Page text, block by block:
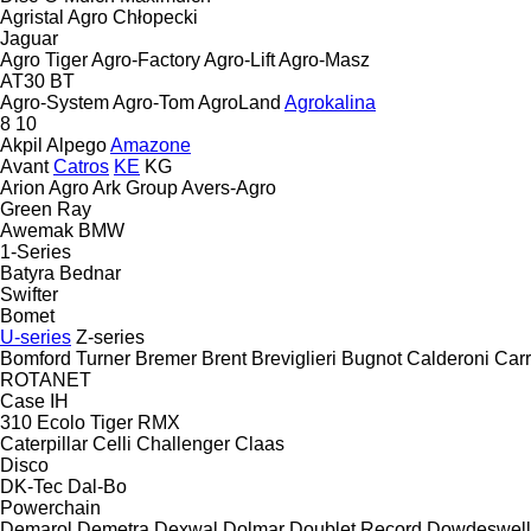
Agristal Agro Chłopecki
Jaguar
Agro TigerAgro-FactoryAgro-LiftAgro-Masz
AT30 BT
Agro-SystemAgro-TomAgroLand Agrokalina
8 10
Akpil AlpegoAmazone
Avant Catros KE KG
Arion AgroArk GroupAvers-Agro
Green Ray
Awemak BMW
1-Series
Batyra Bednar
Swifter
Bomet
U-series Z-series
Bomford Turner Bremer Brent Breviglieri Bugnot Calderoni
ROTANET
Case IH
310 Ecolo Tiger RMX
Caterpillar Celli Challenger Claas
Disco
DK-Tec Dal-Bo
Powerchain